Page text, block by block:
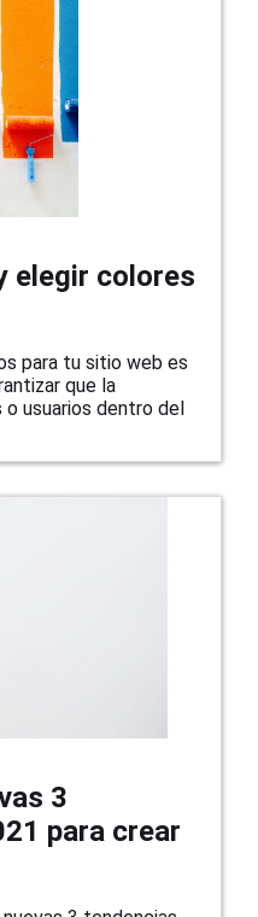
elegir colores
para tu sitio web es
que la
usuarios dentro del
3
para crear